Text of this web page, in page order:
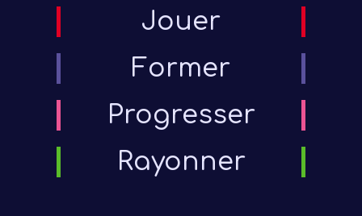
Jouer
Former
Progresser
Rayonner